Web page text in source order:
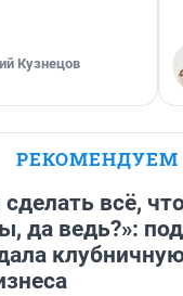
Кузнецов
РЕКОМЕНДУЕМ
всё,
да ведь?»: